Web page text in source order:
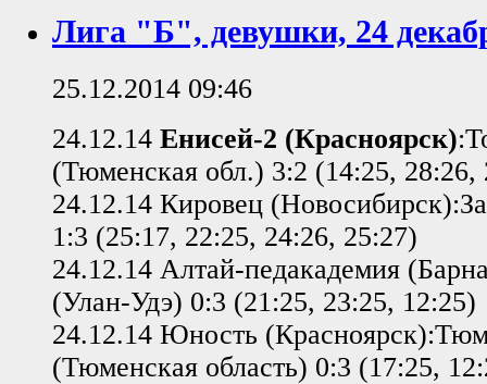
Лига "Б", девушки, 24
25.12.2014 09:46
24.12.14 Енисей-2 (Красноярск)
(Тюменская обл.) 3:2 (14:25, 28:26,
24.12.14 Кировец
1:3 (25:17, 22:25, 24:26, 25:27)
24.12.14 Алтай-педакадемия
(Улан-Удэ) 0:3 (21:25, 23:25, 12:25)
24.12.14 Юность
(Тюменская область) 0:3 (17:25,